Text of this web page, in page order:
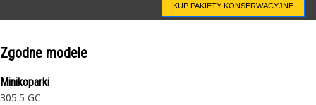
KUP PAKIETY KONSERWACYJNE
Zgodne modele
Minikoparki
305.5 GC